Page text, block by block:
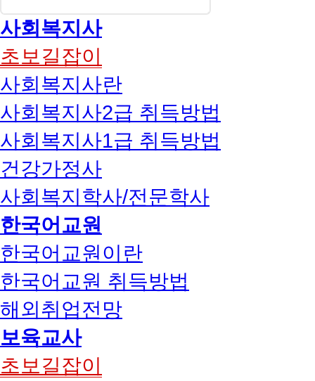
사회복지사
초보길잡이
사회복지사란
사회복지사2급 취득방법
사회복지사1급 취득방법
건강가정사
사회복지학사/전문학사
한국어교원
한국어교원이란
한국어교원 취득방법
해외취업전망
보육교사
초보길잡이